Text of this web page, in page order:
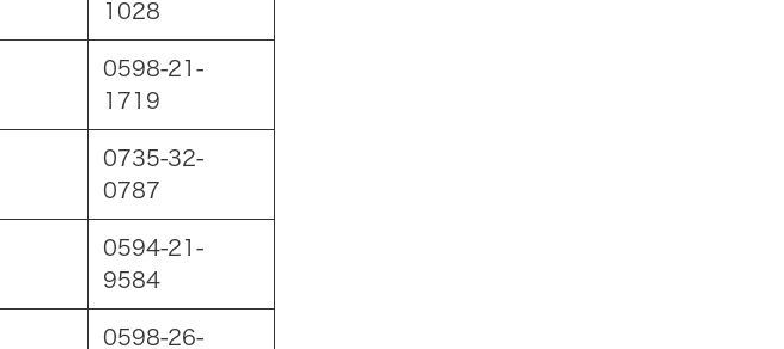
1028
0598-21-
1719
0735-32-
0787
0594-21-
9584
0598-26-